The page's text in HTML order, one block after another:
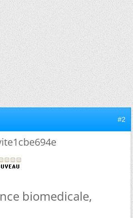
#2
biomedicale,